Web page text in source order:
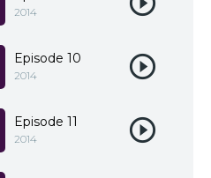
2014
Episode 10
2014
Episode 11
2014